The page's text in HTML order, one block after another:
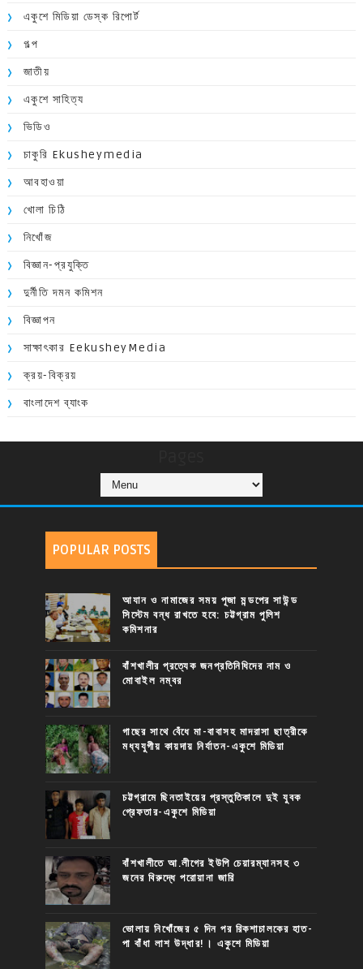
একুশে মিডিয়া ডেস্ক রিপোর্ট
গল্প
জাতীয়
একুশে সাহিত্য
ভিডিও
চাকুরি Ekusheymedia
আবহাওয়া
খোলা চিঠি
নিখোঁজ
বিজ্ঞান-প্রযুক্তি
দুর্নীতি দমন কমিশন
বিজ্ঞাপন
সাক্ষাৎকার EekusheyMedia
ক্রয়-বিক্রয়
বাংলাদেশ ব্যাংক
POPULAR POSTS
আযান ও নামাজের সময় পূজা মন্ডপের সাউন্ড
সিস্টেম বন্ধ রাখতে হবে: চট্টগ্রাম পুলিশ
কমিশনার
বাঁশখালীর প্রত্যেক জনপ্রতিনিধিদের নাম ও
মোবাইল নম্বর
গাছের সাথে বেঁধে মা-বাবাসহ মাদরাসা ছাত্রীকে
মধ্যযুগীয় কায়দায় নির্যাতন-একুশে মিডিয়া
চট্টগ্রামে ছিনতাইয়ের প্রস্তুতিকালে দুই যুবক
গ্রেফতার-একুশে মিডিয়া
বাঁশখালীতে আ.লীগের ইউপি চেয়ারম্যানসহ ৩
জনের বিরুদ্ধে পরোয়ানা জারি
ভোলায় নিখোঁজের ৫ দিন পর রিকশাচালকের হাত-
পা বাঁধা লাশ উদ্ধার!। একুশে মিডিয়া